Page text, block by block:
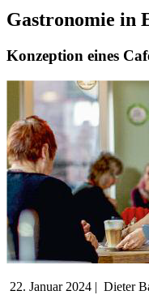
Gastronomie in
Konzeption eines
22. Januar 2024 | Dieter